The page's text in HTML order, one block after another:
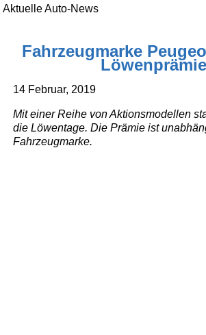
Aktuelle Auto-News
Fahrzeugmarke
Löwenprämie
14 Februar, 2019
Mit einer Reihe von Aktionsmodellen
die Löwentage. Die Prämie ist
Fahrzeugmarke.